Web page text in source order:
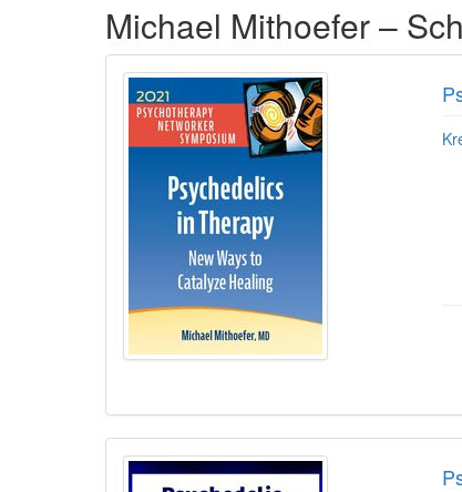
Michael Mithoefer –